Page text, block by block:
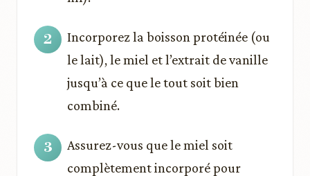
Incorporez la boisson protéinée (ou
le lait), le miel et l’extrait de vanille
jusqu’à ce que le tout soit bien
combiné.
Assurez-vous que le miel soit
complètement incorporé pour